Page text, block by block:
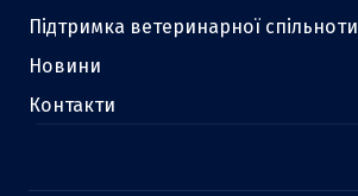
Підтримка ветеринарної спільноти
Новини
Контакти